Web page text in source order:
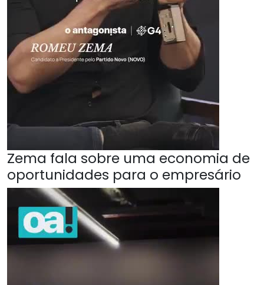
Zema fala sobre uma economia de
oportunidades para o empresário